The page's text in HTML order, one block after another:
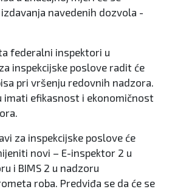
navedenih dozvola -
federalni inspektori u
inspekcijske poslove radit će
pri vršenju redovnih nadzora.
imati efikasnost i ekonomičnost
za inspekcijske poslove će
novi – E-inspektor 2 u
i BIMS 2 u nadzoru
roba. Predviđa se da će se